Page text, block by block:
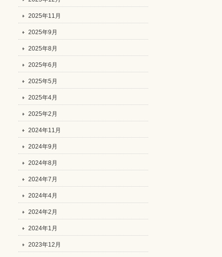
2025年11月
2025年9月
2025年8月
2025年6月
2025年5月
2025年4月
2025年2月
2024年11月
2024年9月
2024年8月
2024年7月
2024年4月
2024年2月
2024年1月
2023年12月